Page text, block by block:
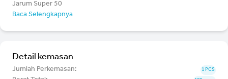
Jarum Super 50
Baca Selengkapnya
Detail kemasan
Jumlah Perkemasan: 1 PCS